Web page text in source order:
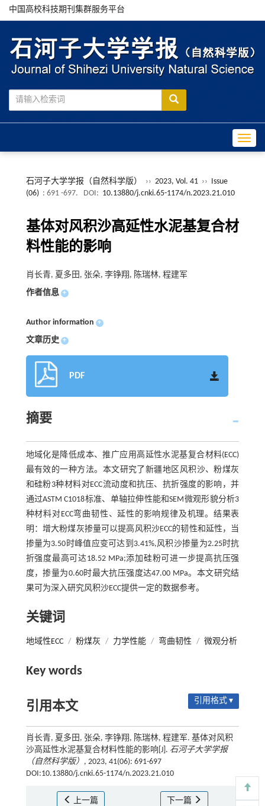
中国高校科技期刊集群服务平台
石河子大学学报（自然科学版） ›› 2023, Vol. 41 ›› Issue
(06) : 691 -697. DOI: 10.13880/j.cnki.65-1174/n.2023.21.010
基体对风积沙高延性水泥基复合材
料性能的影响
肖长青, 夏多田, 张朵, 李铮翔, 陈瑞林, 程建军
作者信息 +
Author information +
文章历史 +
PDF
摘要
地域化是降低成本、推广应用高延性水泥基复合材料(ECC)
最有效的一种方法。本文研究了新疆地区风积沙、粉煤灰
和硅粉3种材料对ECC流动度和抗压、抗折强度的影响，并
通过ASTM C1018标准、单轴拉伸性能和SEM微观形貌分析3
种材料对ECC弯曲韧性、延性的影响规律及机理。结果表
明：增大粉煤灰掺量可以提高风积沙ECC的韧性和延性，当
掺量为3.50时峰值应变可达到3.41%,风积沙掺量为2.25时抗
折强度最高可达18.52 MPa;添加硅粉可进一步提高抗压强
度，掺量为0.60时最大抗压强度达47.00 MPa。本文研究结
果可为深入研究风积沙ECC提供一定的数据参考。
关键词
地域性ECC / 粉煤灰 / 力学性能 / 弯曲韧性 / 微观分析
Key words
引用本文 引用格式 ▾
肖长青, 夏多田, 张朵, 李铮翔, 陈瑞林, 程建军. 基体对风积
沙高延性水泥基复合材料性能的影响[J]. 石河子大学学报
（自然科学版） , 2023, 41(06): 691-697
DOI:10.13880/j.cnki.65-1174/n.2023.21.010
上一篇 下一篇